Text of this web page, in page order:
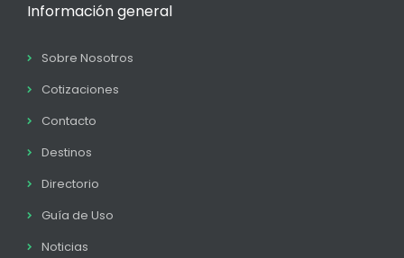
Información general
Sobre Nosotros
Cotizaciones
Contacto
Destinos
Directorio
Guía de Uso
Noticias